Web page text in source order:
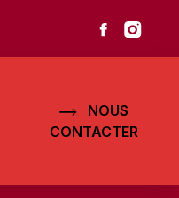
NOUS
CONTACTER